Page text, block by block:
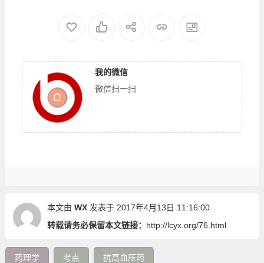
我的微信
微信扫一扫
本文由 WX发表于 2017年4月13日 11:16:00
转载请务必保留本文链接： http://lcyx.org/76.html
药理学 考点 抗高血压药